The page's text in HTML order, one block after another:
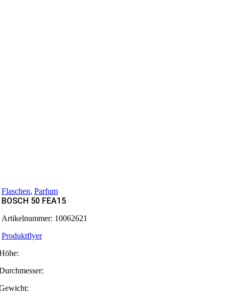
Flaschen, Parfum
BOSCH 50 FEA15
Artikelnummer: 10062621
Produktflyer